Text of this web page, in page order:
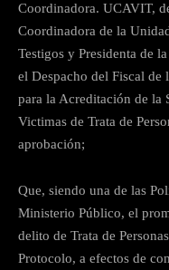
Coordinadora. UCAVIT,
Coordinadora de la
Testigos y Presidenta de
el Despacho del Fiscal
para la Acreditación de la
Victimas de Trata de
aprobación;
Que, siendo una de las
Ministerio Público, el
delito de Trata de
Protocolo, a efectos de